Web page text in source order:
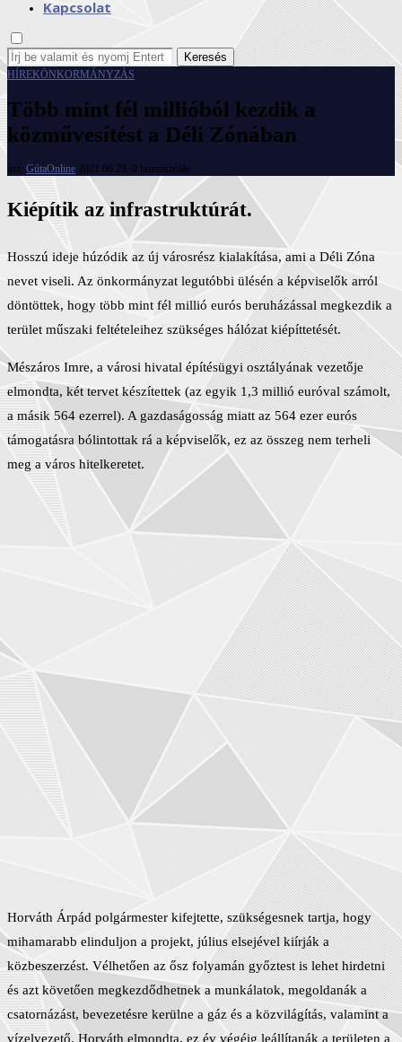
Kapcsolat
Keresés
HÍREKÖNKORMÁNYZÁS
Több mint fél millióból kezdik a
közművesítést a Déli Zónában
írta: GútaOnline 2021.06.29. 0 hozzászólás
Kiépítik az infrastruktúrát.
Hosszú ideje húzódik az új városrész kialakítása, ami a Déli Zóna
nevet viseli. Az önkormányzat legutóbbi ülésén a képviselők arról
döntöttek, hogy több mint fél millió eurós beruházással megkezdik a
terület műszaki feltételeihez szükséges hálózat kiépíttetését.
Mészáros Imre, a városi hivatal építésügyi osztályának vezetője
elmondta, két tervet készítettek (az egyik 1,3 millió euróval számolt,
a másik 564 ezerrel). A gazdaságosság miatt az 564 ezer eurós
támogatásra bólintottak rá a képviselők, ez az összeg nem terheli
meg a város hitelkeretet.
Horváth Árpád polgármester kifejtette, szükségesnek tartja, hogy
mihamarabb elinduljon a projekt, július elsejével kiírják a
közbeszerzést. Vélhetően az ősz folyamán győztest is lehet hirdetni
és azt követően megkezdődhetnek a munkálatok, megoldanák a
csatornázást, bevezetésre kerülne a gáz és a közvilágítás, valamint a
vízelvezető. Horváth elmondta, ez év végéig leállítanák a területen a